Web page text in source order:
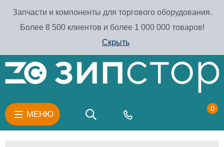
Запчасти и компоненты для торгового оборудования.
Более 8 500 клиентов и более 1 000 000 товаров!
Скрыть
МЕНЮ
0